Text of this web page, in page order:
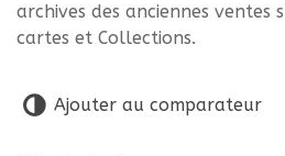
archives des anciennes ventes
cartes et Collections.
Ajouter au comparateur